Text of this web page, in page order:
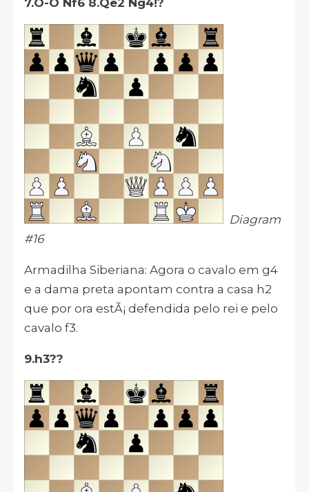
Diagram
#16
Armadilha Siberiana: Agora o cavalo em g4
e a dama preta apontam contra a casa h2
que por ora estÃ¡ defendida pelo rei e pelo
cavalo f3.
9.h3??